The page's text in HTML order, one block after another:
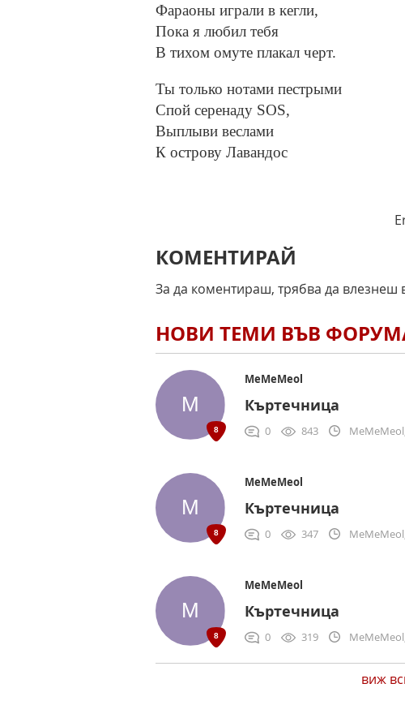
Фараоны играли в кегли,
Пока я любил тебя
В тихом омуте плакал черт.
Ты только нотами пестрыми
Спой серенаду SOS,
Выплыви веслами
К острову Лавандос
КОМЕНТИРАЙ
За да коментираш, трябва да влезнеш
НОВИ ТЕМИ ВЪВ
MeMeMeol
Къртечница
0 843
MeMeMeol
Къртечница
0 347
MeMeMeol
Къртечница
0 319
виж